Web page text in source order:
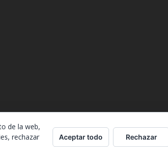
la procedencia. Gracias. Should you
de la web,
rechazar
Aceptar todo Rechazar